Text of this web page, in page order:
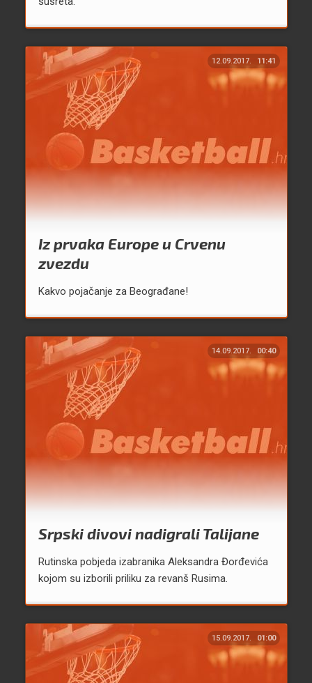
12.09.2017. 11:41
Iz prvaka Europe u Crvenu
zvezdu
Kakvo pojačanje za Beograđane!
14.09.2017. 00:40
Srpski divovi nadigrali Talijane
Rutinska pobjeda izabranika Aleksandra Đorđevića
kojom su izborili priliku za revanš Rusima.
15.09.2017. 01:00